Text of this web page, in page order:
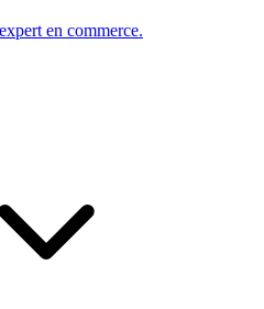
en commerce.